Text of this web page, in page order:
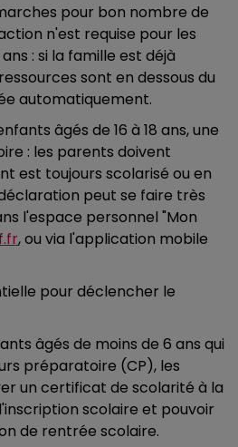
pour bon nombre de
n'est requise pour les
: si la famille est déjà
sont en dessous du
automatiquement.
âgés de 16 à 18 ans, une
: les parents doivent
est toujours scolarisé ou en
peut se faire très
l'espace personnel "Mon
, ou via l'application mobile
pour déclencher le
âgés de moins de 6 ans qui
préparatoire (CP), les
un certificat de scolarité à la
scolaire et pouvoir
de rentrée scolaire.